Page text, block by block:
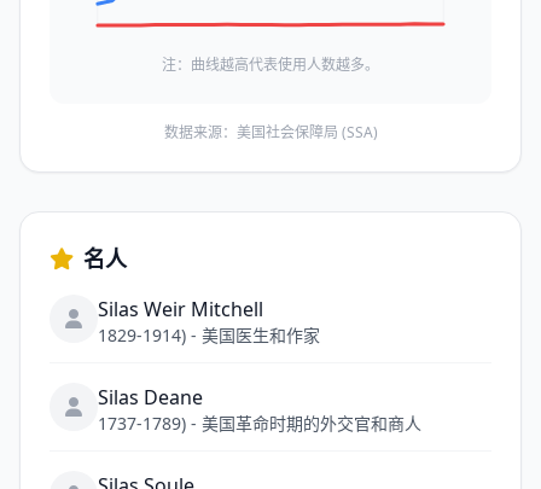
注：曲线越高代表使用人数越多。
数据来源：美国社会保障局 (SSA)
名人
Silas Weir Mitchell
1829-1914) - 美国医生和作家
Silas Deane
1737-1789) - 美国革命时期的外交官和商人